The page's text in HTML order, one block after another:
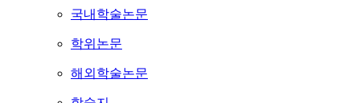
국내학술논문
학위논문
해외학술논문